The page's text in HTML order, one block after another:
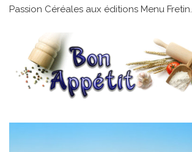
Passion Céréales aux éditions Menu Fretin.